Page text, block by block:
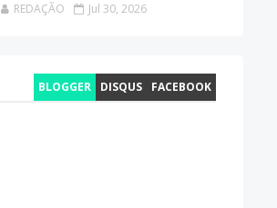
REDAÇÃO Jul 30, 2026
BLOGGER DISQUS FACEBOOK